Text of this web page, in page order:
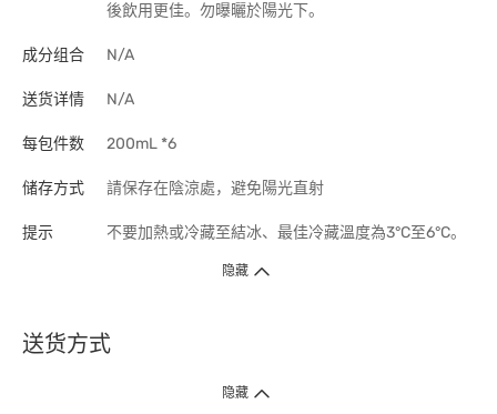
後飲用更佳。勿曝曬於陽光下。
成分组合 N/A
送货详情 N/A
每包件数 200mL *6
储存方式 請保存在陰涼處，避免陽光直射
提示 不要加熱或冷藏至結冰、最佳冷藏溫度為3°C至6°C。
隐藏
送货方式
1. 送货到府（受卫生署条例规管产品除外 ）
隐藏